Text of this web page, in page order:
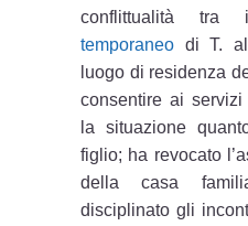
conflittualità
temporaneo di T.
luogo di residenza
consentire ai
la situazione
figlio; ha revocato
della casa
disciplinato gli